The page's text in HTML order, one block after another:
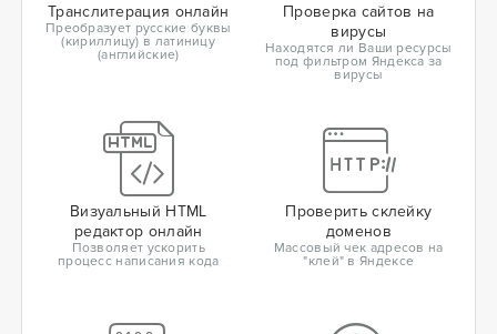
Транслитерация онлайн
Преобразует русские буквы
(кириллицу) в латиницу
(английские)
Проверка сайтов на
вирусы
Находятся ли Ваши ресурсы
под фильтром Яндекса за
вирусы
Визуальный HTML
редактор онлайн
Позволяет ускорить
процесс написания кода
Проверить склейку
доменов
Массовый чек адресов на
"клей" в Яндексе